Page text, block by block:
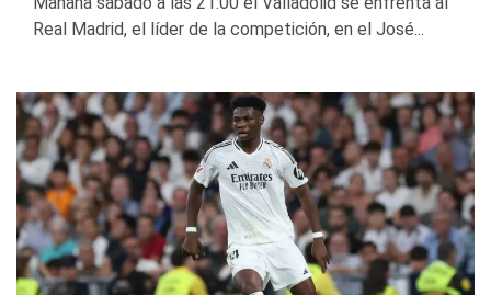
Real Madrid, el líder de la competición, en el José...